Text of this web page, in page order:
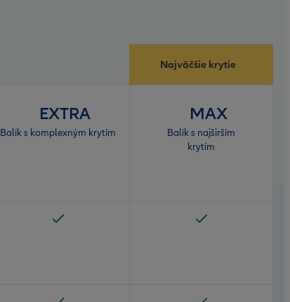
Najväčšie krytie
EXTRA
Balík s komplexným krytím
MAX
Balík s najširším
krytím